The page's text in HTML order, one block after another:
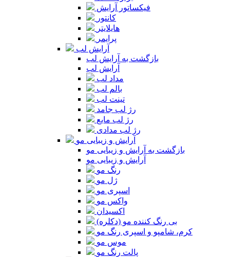
فیکساتور آرایش
کانتور
هایلایتر
پرایمر
آرایش لب
بازگشت به آرایش لب
آرایش لب
مداد لب
بالم لب
تینت لب
رژ لب جامد
رژ لب مایع
رژ لب مدادی
آرایش و زیبایی مو
بازگشت به آرایش و زیبایی مو
آرایش و زیبایی مو
رنگ مو
ژل مو
اسپری مو
واکس مو
اکسیدان
بی رنگ کننده مو (دکلره)
کرم، شامپو و اسپری رنگ مو
موس مو
پالت رنگ مو